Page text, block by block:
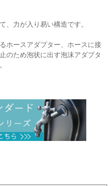
、力が入り易い構造です。
ホースアダプター、ホースに接
のため泡状に出す泡沫アダプタ